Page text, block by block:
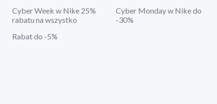
Cyber Week w Nike 25%
rabatu na wszystko
Cyber Monday w Nike do
-30%
Rabat do -5%